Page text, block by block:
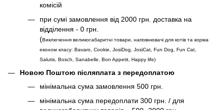
комісій
при сумі замовлення від 2000 грн. доставка на
відділення - 0 грн.
(Виключення великогабаритні товари, наповнювачі для котів та корма
економ класу: Bavaro, Cookie, JosiDog, JosiCat, Fun Dog, Fun Cat,
Salutis, Bosch, Sanabelle, Bon Appetit, Happy life)
Новою Поштою післяплата з передоплатою
мінімальна сума замовлення 500 грн.
мінімальна сума передоплати 300 грн. / для